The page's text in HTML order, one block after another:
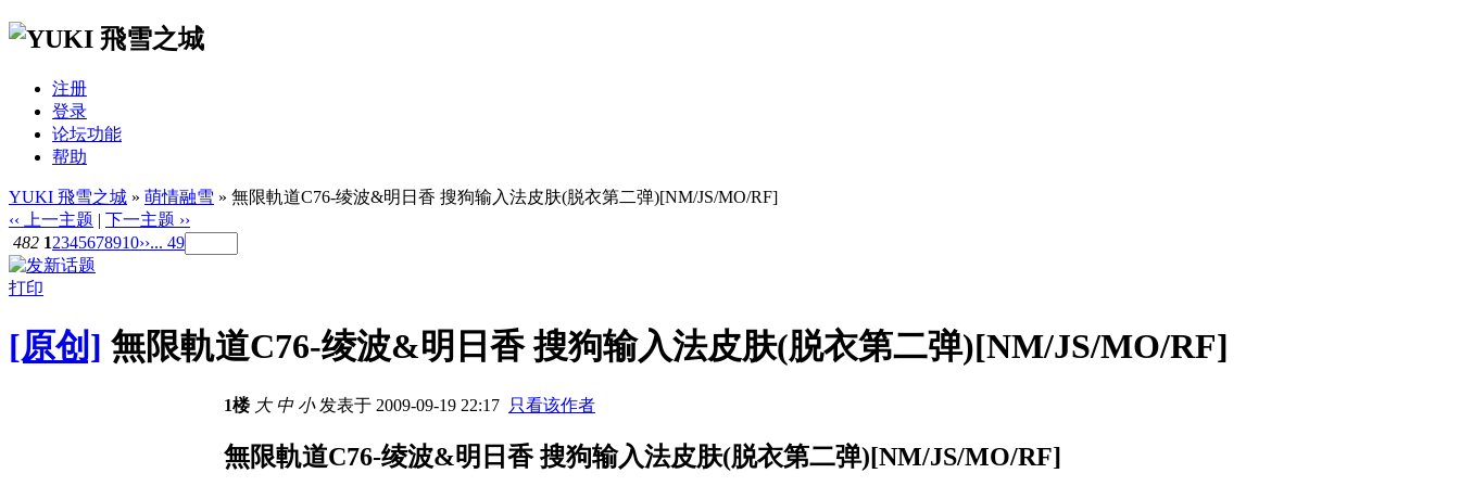
注册
登录
论坛功能
帮助
YUKI 飛雪之城 » 萌情融雪 » 無限軌道C76-绫波&明日香 搜狗输入法皮肤(脱衣第二弹)[NM/JS/MO/RF]
‹‹ 上一主题 | 下一主题 ››
482 12345678910››... 49
打印
[原创] 無限軌道C76-绫波&明日香 搜狗输入法皮肤(脱衣第二弹)[NM/JS/MO/RF]
1楼 大 中 小发表于 2009-09-19 22:17 只看该作者
無限軌道C76-绫波&明日香 搜狗输入法皮肤(脱衣第二弹)[NM/JS/MO/RF]